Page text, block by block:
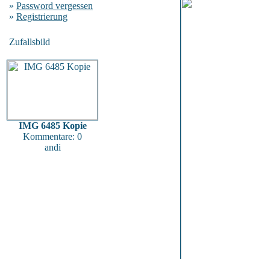
» Password vergessen
» Registrierung
Zufallsbild
IMG 6485 Kopie
Kommentare: 0
andi